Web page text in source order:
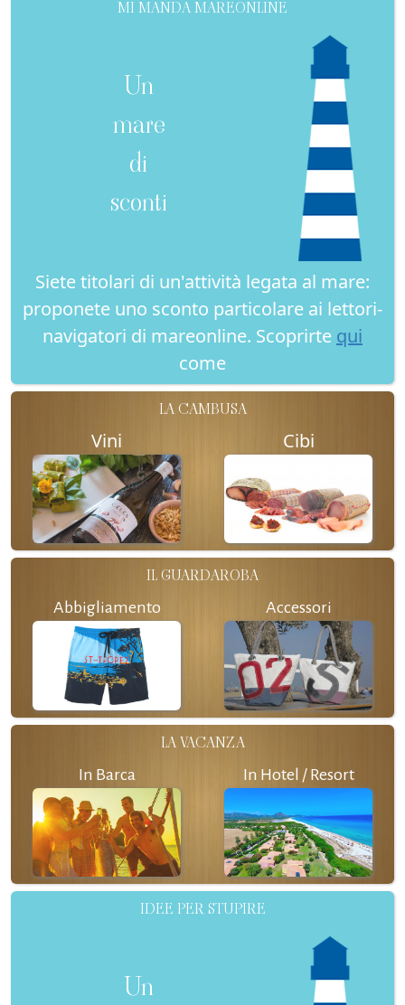
MI MANDA MAREONLINE
Un
mare
di
sconti
Siete titolari di un'attività legata al mare:
proponete uno sconto particolare ai lettori-
navigatori di mareonline. Scoprirte qui
come
LA CAMBUSA
Vini Cibi
IL GUARDAROBA
Abbigliamento Accessori
LA VACANZA
In Barca In Hotel / Resort
IDEE PER STUPIRE
Un